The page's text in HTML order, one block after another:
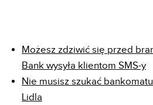
Możesz zdziwić się przed
Bank wysyła klientom SMS-y
Nie musisz szukać
Lidla